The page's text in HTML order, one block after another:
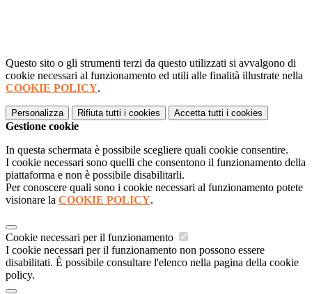
Questo sito o gli strumenti terzi da questo utilizzati si avvalgono di
cookie necessari al funzionamento ed utili alle finalità illustrate nella
COOKIE POLICY.
Personalizza Rifiuta tutti i cookies Accetta tutti i cookies
Gestione cookie
In questa schermata è possibile scegliere quali cookie consentire.
I cookie necessari sono quelli che consentono il funzionamento della
piattaforma e non è possibile disabilitarli.
Per conoscere quali sono i cookie necessari al funzionamento potete
visionare la COOKIE POLICY.
Cookie necessari per il funzionamento
I cookie necessari per il funzionamento non possono essere
disabilitati. È possibile consultare l'elenco nella pagina della cookie
policy.